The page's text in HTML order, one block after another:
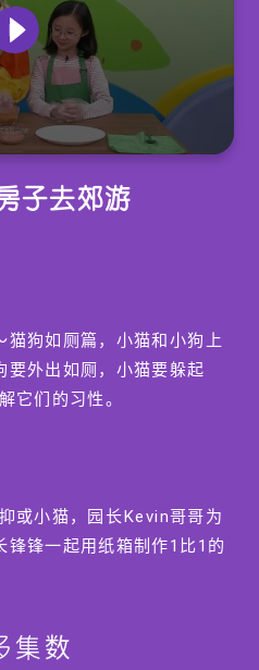
子去郊游
猫狗如厕篇，小猫和小狗上
要外出如厕，小猫要躲起
它们的习性。
或小猫，园长Kevin哥哥为
锋锋一起用纸箱制作1比1的
集数